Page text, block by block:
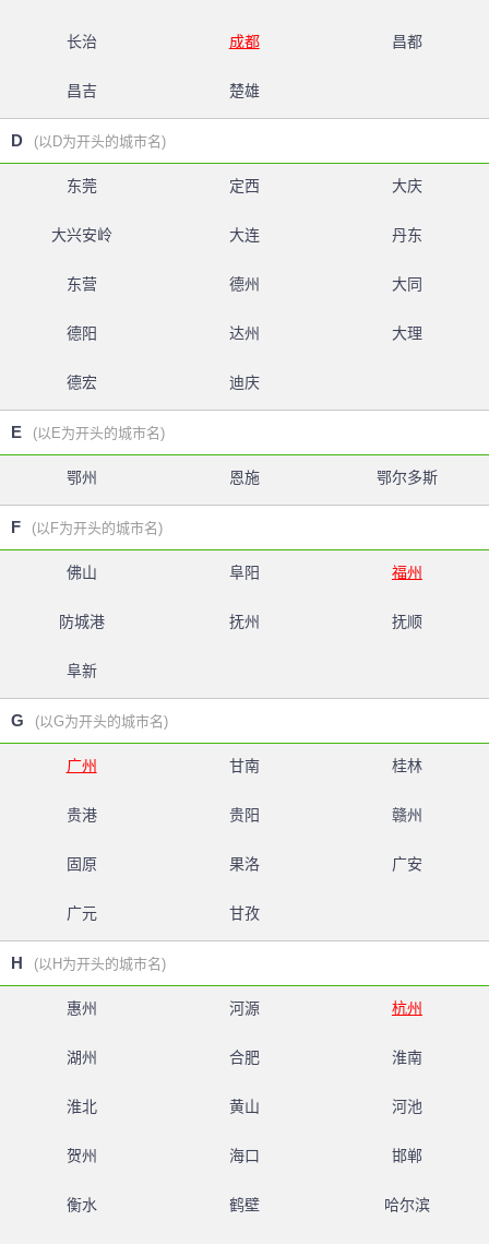
长治 成都 昌都
昌吉 楚雄
D (以D为开头的城市名)
东莞 定西 大庆
大兴安岭 大连 丹东
东营 德州 大同
德阳 达州 大理
德宏 迪庆
E (以E为开头的城市名)
鄂州 恩施 鄂尔多斯
F (以F为开头的城市名)
佛山 阜阳 福州
防城港 抚州 抚顺
阜新
G (以G为开头的城市名)
广州 甘南 桂林
贵港 贵阳 赣州
固原 果洛 广安
广元 甘孜
H (以H为开头的城市名)
惠州 河源 杭州
湖州 合肥 淮南
淮北 黄山 河池
贺州 海口 邯郸
衡水 鹤壁 哈尔滨